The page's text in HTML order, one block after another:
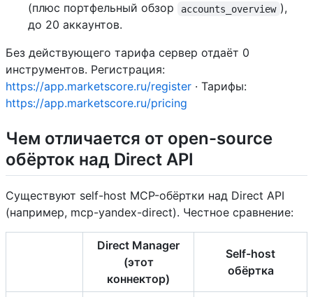
(плюс портфельный обзор
accounts_overview ),
до 20 аккаунтов.
Без действующего тарифа сервер отдаёт 0
инструментов. Регистрация:
https://app.marketscore.ru/register · Тарифы:
https://app.marketscore.ru/pricing
Чем отличается от open-source
обёрток над Direct API
Существуют self-host MCP-обёртки над Direct API
(например, mcp-yandex-direct). Честное сравнение:
Direct Manager
(этот
коннектор)
Self-host
обёртка